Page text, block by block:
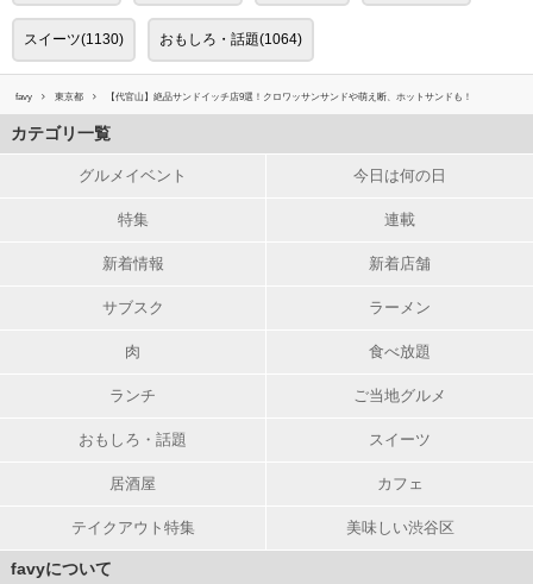
スイーツ(1130) おもしろ・話題(1064)
favy 東京都 【代官山】絶品サンドイッチ店9選！クロワッサンサンドや萌え断、ホットサンドも！
カテゴリ一覧
グルメイベント 今日は何の日
特集 連載
新着情報 新着店舗
サブスク ラーメン
肉 食べ放題
ランチ ご当地グルメ
おもしろ・話題 スイーツ
居酒屋 カフェ
テイクアウト特集 美味しい渋谷区
favyについて